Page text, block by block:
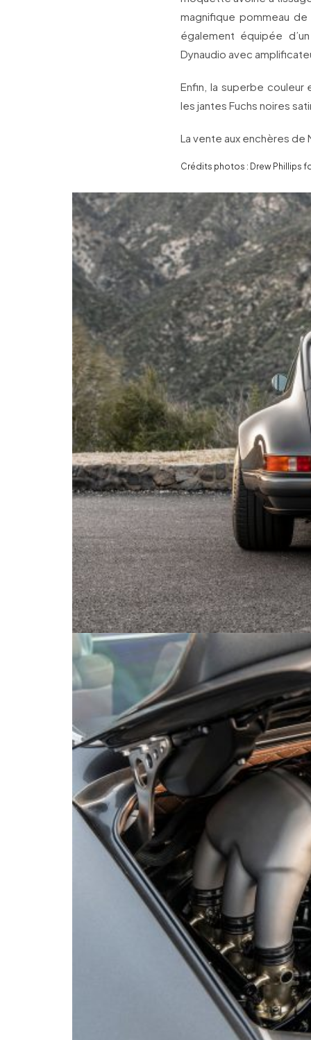
magnifique pommeau
également équipée
Dynaudio avec
Enfin, la superbe
les jantes Fuchs noires
La vente aux enchères de
Crédits photos : Drew Phillips